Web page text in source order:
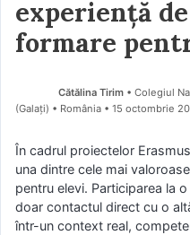
experiență
formare
Cătălina Tirim • Colegiul
(Galaţi) • România
15 octombrie
În cadrul proiectelor
una dintre cele mai
pentru elevi. Participarea la
doar contactul direct cu o
într-un context real,